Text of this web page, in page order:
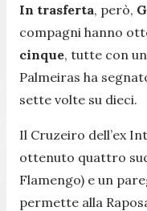
In trasferta, però,
compagni hanno
cinque, tutte con
Palmeiras ha
sette volte su dieci.
Il Cruzeiro dell’ex
ottenuto quattro
Flamengo) e un
permette alla